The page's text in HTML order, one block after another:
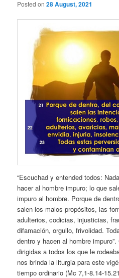
Posted on28 August, 2021
“Escuchad y entended todos:
hacer al hombre impuro; lo que
impuro al hombre. Porque de
salen los malos propósitos, las
adulterios, codicias, injusticias,
difamación, orgullo, frivolidad.
dentro y hacen al hombre
dirigidas a todos los que le
nos brinda la liturgia para este
tiempo ordinario (Mc 7,1-8.14-